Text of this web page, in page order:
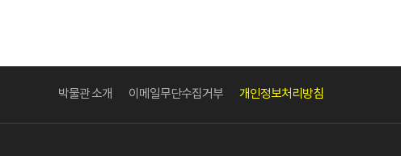
박물관 소개 이메일무단수집거부 개인정보처리방침